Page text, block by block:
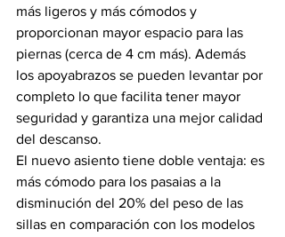
más ligeros y más cómodos y
proporcionan mayor espacio para las
piernas (cerca de 4 cm más). Además
los apoyabrazos se pueden levantar por
completo lo que facilita tener mayor
seguridad y garantiza una mejor calidad
del descanso.
El nuevo asiento tiene doble ventaja: es
más cómodo para los pasaias a la
disminución del 20% del peso de las
sillas en comparación con los modelos